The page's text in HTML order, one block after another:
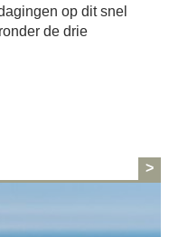
op dit snel
de drie
>